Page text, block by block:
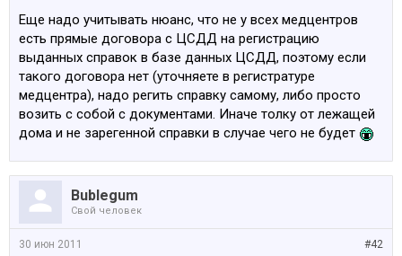
Еще надо учитывать нюанс, что не у всех медцентров
есть прямые договора с ЦСДД на регистрацию
выданных справок в базе данных ЦСДД, поэтому если
такого договора нет (уточняете в регистратуре
медцентра), надо регить справку самому, либо просто
возить с собой с документами. Иначе толку от лежащей
дома и не зарегенной справки в случае чего не будет
Bublegum
Свой человек
#42
30 июн 2011